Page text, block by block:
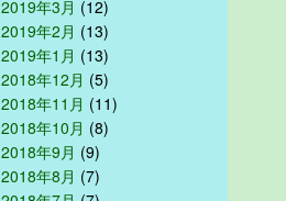
2019年3月 (12)
2019年2月 (13)
2019年1月 (13)
2018年12月 (5)
2018年11月 (11)
2018年10月 (8)
2018年9月 (9)
2018年8月 (7)